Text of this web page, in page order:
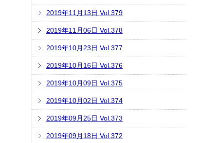
2019年11月13日 Vol.379
2019年11月06日 Vol.378
2019年10月23日 Vol.377
2019年10月16日 Vol.376
2019年10月09日 Vol.375
2019年10月02日 Vol.374
2019年09月25日 Vol.373
2019年09月18日 Vol.372